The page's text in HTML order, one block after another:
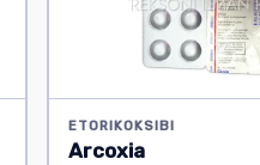
ETORIKOKSIBI
Arcoxia